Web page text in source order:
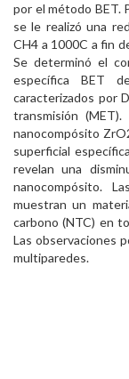
por el método BET.
se le realizó una
CH4 a 1000C a fin
Se determinó el
específica BET
caracterizados por
transmisión
nanocompósito
superficial
revelan una
nanocompósito.
muestran un
carbono (NTC) en
Las observaciones
multiparedes.